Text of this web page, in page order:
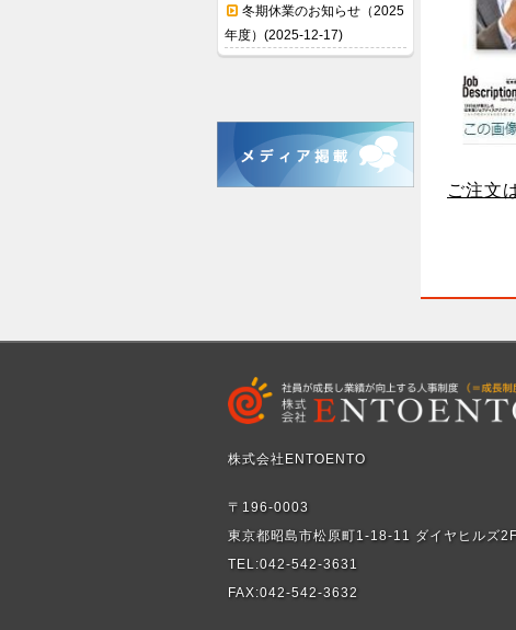
ご注文
冬期休業のお知らせ（2025
年度）(2025-12-17)
株式会社ENTOENTO
〒196-0003
東京都昭島市松原町1-18-11 ダイヤヒルズ2F
TEL:042-542-3631
FAX:042-542-3632